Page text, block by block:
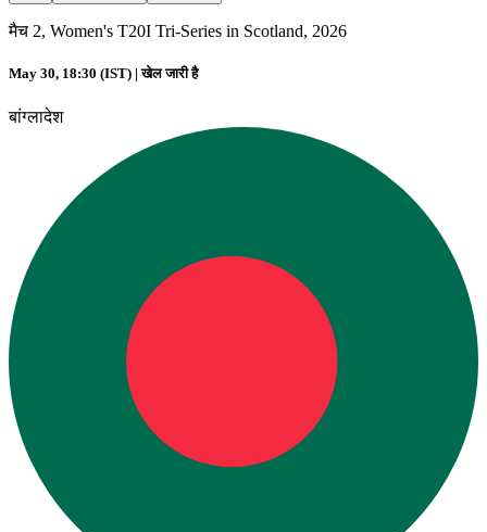
मैच 2, Women's T20I Tri-Series in Scotland, 2026
May 30, 18:30 (IST) |खेल जारी है
बांग्लादेश